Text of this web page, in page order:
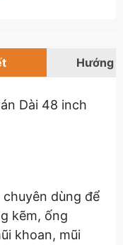
Hướng
Dài 48 inch
dùng để
kẽm, ống
khoan, mũi